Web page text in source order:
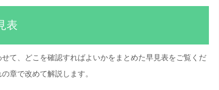
表
て、どこを確認すればよいかをまとめた早見表をご覧くだ
章で改めて解説します。